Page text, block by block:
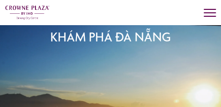
KHÁM PHÁ ĐÀ NẴNG